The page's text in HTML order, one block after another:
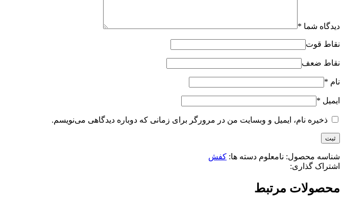
دیدگاه شما *
نقاط قوت
نقاط ضعف
نام *
ایمیل *
ذخیره نام، ایمیل و وبسایت من در مرورگر برای زمانی که دوباره دیدگاهی می‌نویسم.
شناسه محصول: نامعلوم دسته ها: کفش
اشتراک گذاری:
محصولات مرتبط